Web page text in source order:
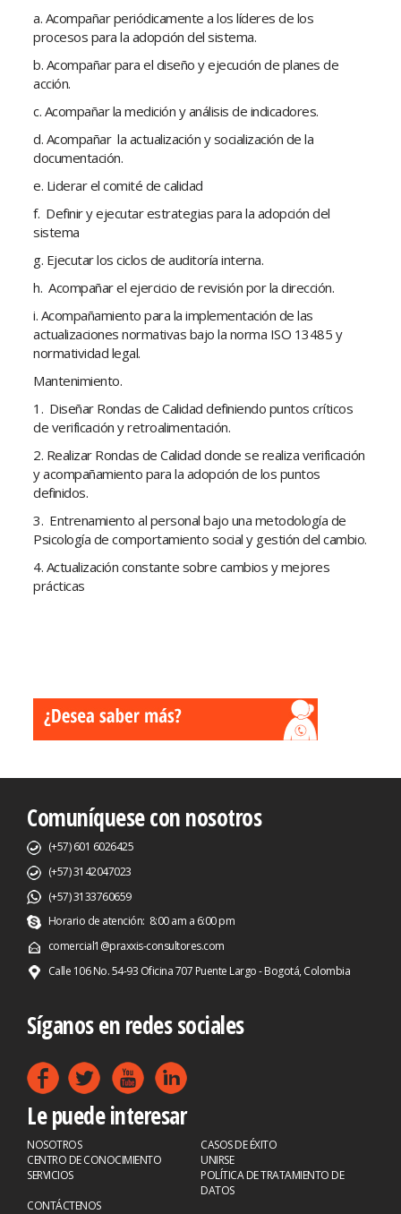
a. Acompañar periódicamente a los líderes de los
procesos para la adopción del sistema.
b. Acompañar para el diseño y ejecución de planes de
acción.
c. Acompañar la medición y análisis de indicadores.
d. Acompañar la actualización y socialización de la
documentación.
e. Liderar el comité de calidad
f. Definir y ejecutar estrategias para la adopción del
sistema
g. Ejecutar los ciclos de auditoría interna.
h. Acompañar el ejercicio de revisión por la dirección.
i. Acompañamiento para la implementación de las
actualizaciones normativas bajo la norma ISO 13485 y
normatividad legal.
Mantenimiento.
1. Diseñar Rondas de Calidad definiendo puntos críticos
de verificación y retroalimentación.
2. Realizar Rondas de Calidad donde se realiza verificación
y acompañamiento para la adopción de los puntos
definidos.
3. Entrenamiento al personal bajo una metodología de
Psicología de comportamiento social y gestión del cambio.
4. Actualización constante sobre cambios y mejores
prácticas
Comuníquese con nosotros
(+57) 601 6026425
(+57) 3142047023
(+57) 3133760659
Horario de atención: 8:00 am a 6:00 pm
comercial1@praxxis-consultores.com
Calle 106 No. 54-93 Oficina 707 Puente Largo - Bogotá, Colombia
Síganos en redes sociales
Le puede interesar
NOSOTROS
CASOS DE ÉXITO
CENTRO DE CONOCIMIENTO
UNIRSE
SERVICIOS
POLÍTICA DE TRATAMIENTO DE
DATOS
CONTÁCTENOS